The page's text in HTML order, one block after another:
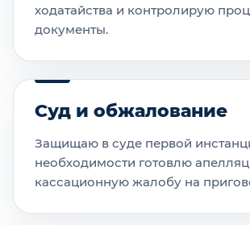
ходатайства и контролирую
документы.
Суд и обжалование
Защищаю в суде первой
необходимости готовлю
кассационную жалобу на